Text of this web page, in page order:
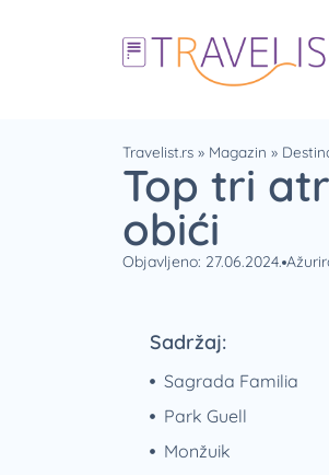
Travelist.rs » Magazin »
Top tri
obići
Objavljeno: 27.06.2024.
Sadržaj:
Sagrada Familia
Park Guell
Monžuik